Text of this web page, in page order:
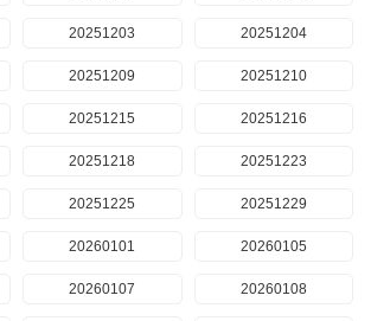
20251203 20251204
20251209 20251210
20251215 20251216
20251218 20251223
20251225 20251229
20260101 20260105
20260107 20260108